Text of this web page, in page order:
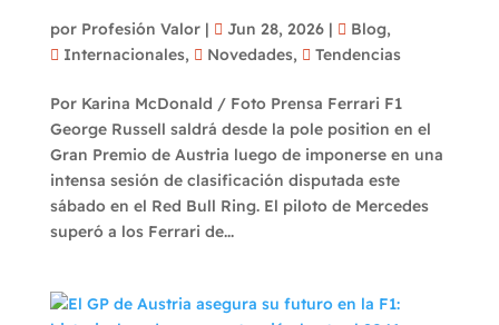
por Profesión Valor| Jun 28, 2026| Blog,
Internacionales, Novedades, Tendencias
Por Karina McDonald / Foto Prensa Ferrari F1
George Russell saldrá desde la pole position en el
Gran Premio de Austria luego de imponerse en una
intensa sesión de clasificación disputada este
sábado en el Red Bull Ring. El piloto de Mercedes
superó a los Ferrari de...